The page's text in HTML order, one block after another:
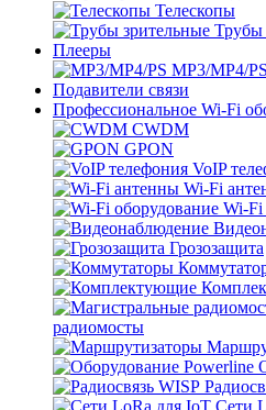
Телескопы
Трубы
Плееры
MP3/MP4/PS
Подавители связи
Профессиональное Wi-Fi
CWDM
GPON
VoIP
Wi-Fi
Wi-Fi
Грозозащита
радиомосты
Сети